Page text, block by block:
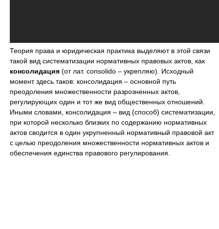
Теория права и юридическая практика выделяют в этой связи
такой вид систематизации нормативных правовых актов, как
консолидация (от лат. consolido – укрепляю). Исходный
момент здесь таков: консолидация – основной путь
преодоления множественности разрозненных актов,
регулирующих один и тот же вид общественных отношений.
Иными словами, консолидация – вид (способ) систематизации,
при которой несколько близких по содержанию нормативных
актов сводится в один укрупненный нормативный правовой акт
с целью преодоления множественности нормативных актов и
обеспечения единства правового регулирования.